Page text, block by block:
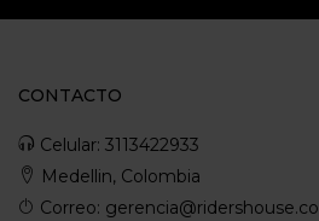
CONTACTO
Celular: 3113422933
Medellin, Colombia
Correo: gerencia@ridershouse.co